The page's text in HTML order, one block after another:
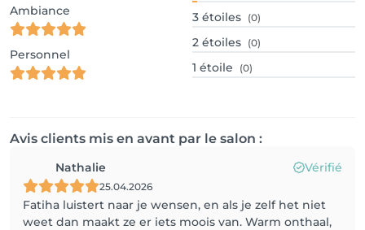
Ambiance
Personnel
3 étoiles (0)
2 étoiles (0)
1 étoile (0)
Avis clients mis en avant par le salon :
Nathalie Vérifié
25.04.2026
Fatiha luistert naar je wensen, en als je zelf het niet
weet dan maakt ze er iets moois van. Warm onthaal,